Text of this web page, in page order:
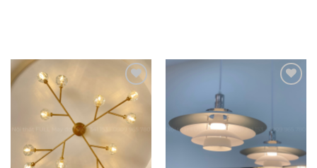
VÀO
YÊU
YÊU
THÍCH!